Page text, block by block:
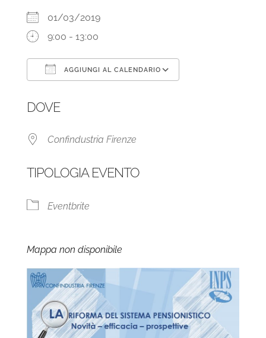
01/03/2019
9:00 - 13:00
AGGIUNGI AL CALENDARIO
DOVE
Confindustria Firenze
TIPOLOGIA EVENTO
Eventbrite
Mappa non disponibile